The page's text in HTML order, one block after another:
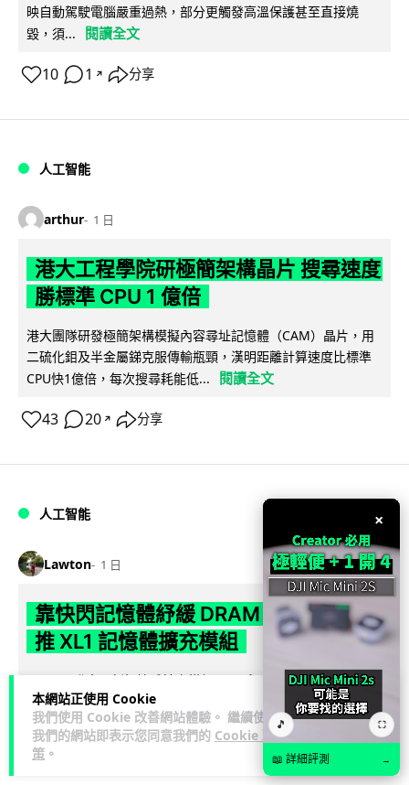
本網站正使用 Cookie
我們使用 Cookie 改善網站體驗。 繼續使用
我們的網站即表示您同意我們的 Cookie 政
策 。
映自動駕駛電腦嚴重過熱，部分更觸發高溫保護甚至直接燒
毀，須...
閱讀全文
10 1 ↗ 分享
人工智能
arthur 1 日
港大工程學院研極簡架構晶片 搜尋速度
勝標準 CPU 1 億倍
港大團隊研發極簡架構模擬內容尋址記憶體（CAM）晶片，用
二硫化鉬及半金屬銻克服傳輸瓶頸，漢明距離計算速度比標準
CPU快1億倍，每次搜尋耗能低...
閱讀全文
43 20 ↗ 分享
人工智能
Lawton 1 日
靠快閃記憶體紓緩 DRAM 不足 KIOXIA
推 XL1 記憶體擴充模組
KIOXIA 發表全新記憶體擴充模組 XL1 系列，結合低延遲快閃記
憶體 XL-FLASH 與 CXL 介面，將快閃記憶體轉化為記憶體擴充
方... 閱讀全文
86
×
🎵 ⛶
📖 詳細評測 →